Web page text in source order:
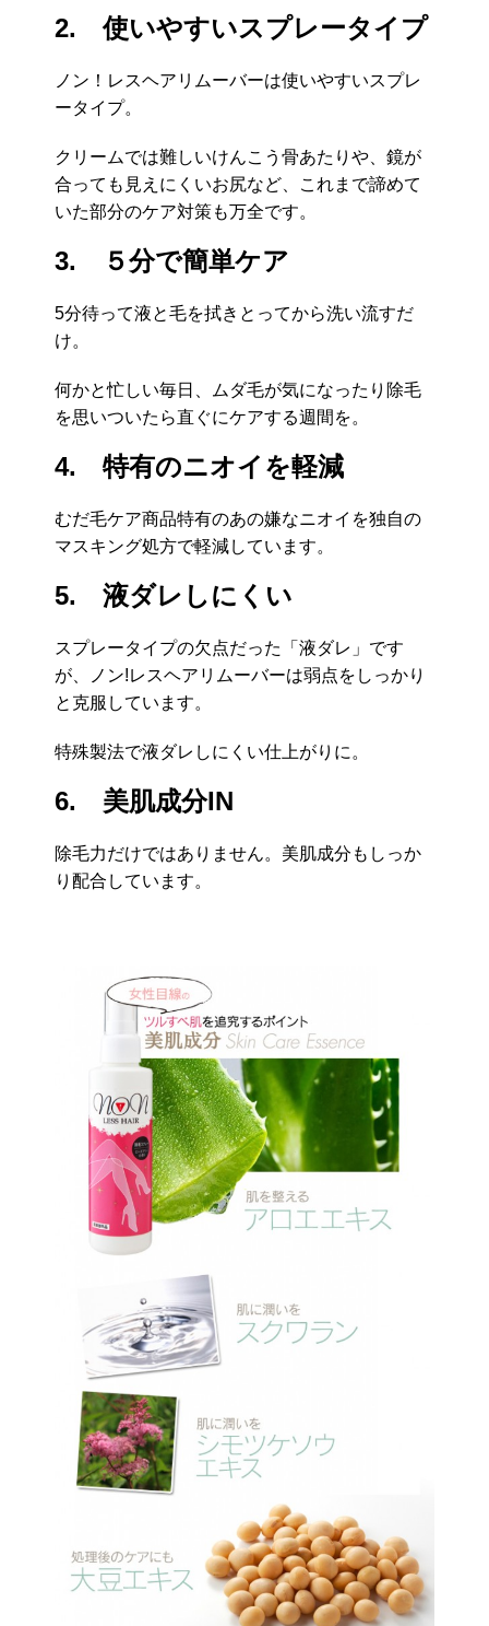
2. 使いやすいスプレータイプ
ノン！レスヘアリムーバーは使いやすいスプレ
ータイプ。
クリームでは難しいけんこう骨あたりや、鏡が
合っても見えにくいお尻など、これまで諦めて
いた部分のケア対策も万全です。
3. ５分で簡単ケア
5分待って液と毛を拭きとってから洗い流すだ
け。
何かと忙しい毎日、ムダ毛が気になったり除毛
を思いついたら直ぐにケアする週間を。
4. 特有のニオイを軽減
むだ毛ケア商品特有のあの嫌なニオイを独自の
マスキング処方で軽減しています。
5. 液ダレしにくい
スプレータイプの欠点だった「液ダレ」です
が、ノン!レスヘアリムーバーは弱点をしっかり
と克服しています。
特殊製法で液ダレしにくい仕上がりに。
6. 美肌成分IN
除毛力だけではありません。美肌成分もしっか
り配合しています。